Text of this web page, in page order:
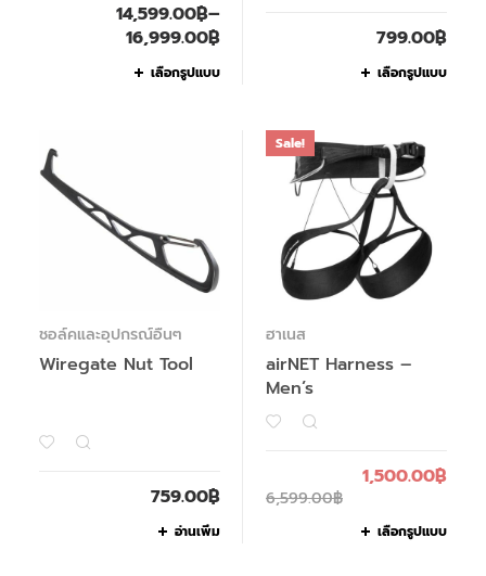
14,599.00฿–
16,999.00฿
เลือกรูปแบบ
799.00฿
เลือกรูปแบบ
ชอล์คและอุปกรณ์อื่นๆ
Wiregate Nut Tool
759.00฿
อ่านเพิ่ม
Sale!
ฮาเนส
airNET Harness –
Men’s
6,599.00฿
1,500.00฿
เลือกรูปแบบ